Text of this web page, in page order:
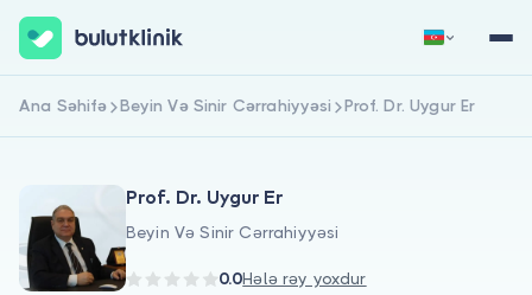
Qeydiyyat Daxil Ol
Ana Səhifə Beyin Və Sinir Cərrahiyyəsi Prof. Dr. Uygur Er
Prof. Dr. Uygur Er
Beyin Və Sinir Cərrahiyyəsi
0.0Hələ rəy yoxdur